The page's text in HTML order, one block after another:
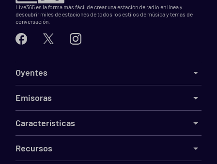
Live365 es la forma más fácil de crear una estación de radio en línea y
descubrir miles de estaciones de todos los estilos de música y temas de
conversación.
Oyentes
Emisoras
Características
Recursos